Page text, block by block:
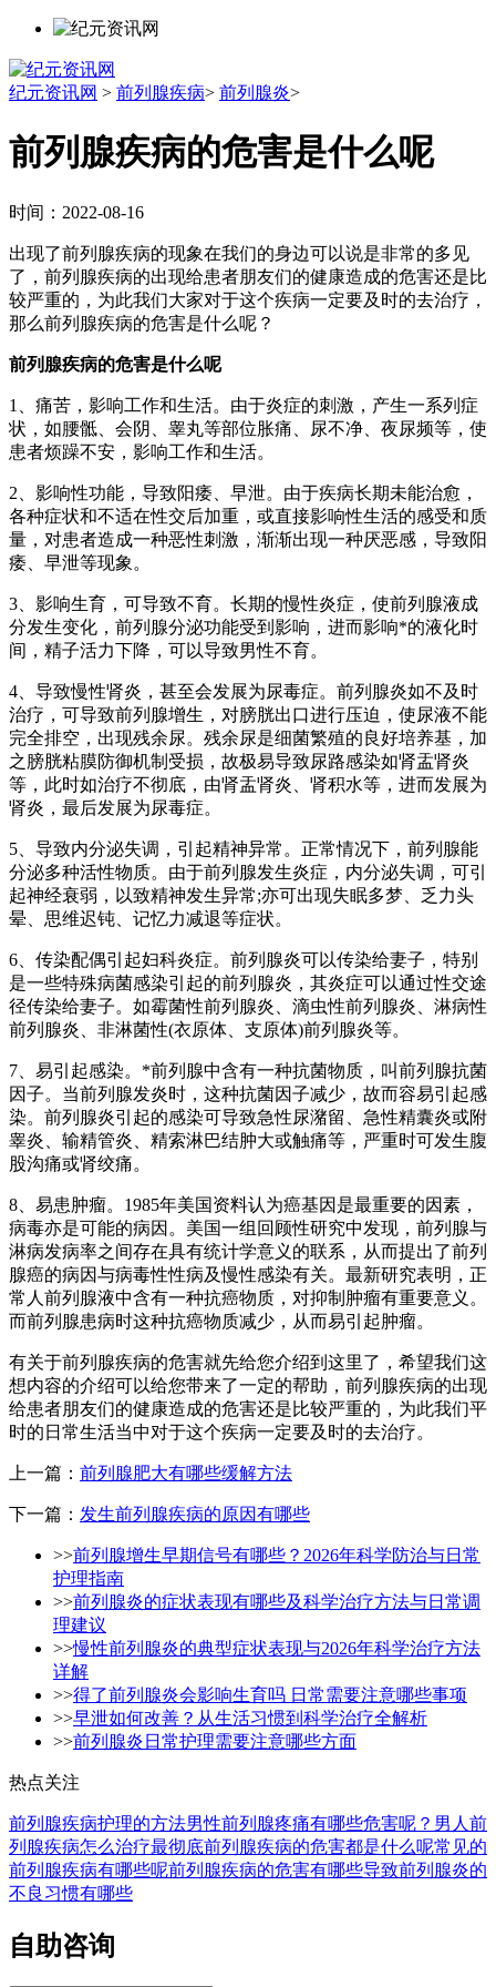
纪元资讯网 > 前列腺疾病> 前列腺炎>
前列腺疾病的危害是什么呢
时间：2022-08-16
出现了前列腺疾病的现象在我们的身边可以说是非常的多见
了，前列腺疾病的出现给患者朋友们的健康造成的危害还是比
较严重的，为此我们大家对于这个疾病一定要及时的去治疗，
那么前列腺疾病的危害是什么呢？
前列腺疾病的危害是什么呢
1、痛苦，影响工作和生活。由于炎症的刺激，产生一系列症
状，如腰骶、会阴、睾丸等部位胀痛、尿不净、夜尿频等，使
患者烦躁不安，影响工作和生活。
2、影响性功能，导致阳痿、早泄。由于疾病长期未能治愈，
各种症状和不适在性交后加重，或直接影响性生活的感受和质
量，对患者造成一种恶性刺激，渐渐出现一种厌恶感，导致阳
痿、早泄等现象。
3、影响生育，可导致不育。长期的慢性炎症，使前列腺液成
分发生变化，前列腺分泌功能受到影响，进而影响*的液化时
间，精子活力下降，可以导致男性不育。
4、导致慢性肾炎，甚至会发展为尿毒症。前列腺炎如不及时
治疗，可导致前列腺增生，对膀胱出口进行压迫，使尿液不能
完全排空，出现残余尿。残余尿是细菌繁殖的良好培养基，加
之膀胱粘膜防御机制受损，故极易导致尿路感染如肾盂肾炎
等，此时如治疗不彻底，由肾盂肾炎、肾积水等，进而发展为
肾炎，最后发展为尿毒症。
5、导致内分泌失调，引起精神异常。正常情况下，前列腺能
分泌多种活性物质。由于前列腺发生炎症，内分泌失调，可引
起神经衰弱，以致精神发生异常;亦可出现失眠多梦、乏力头
晕、思维迟钝、记忆力减退等症状。
6、传染配偶引起妇科炎症。前列腺炎可以传染给妻子，特别
是一些特殊病菌感染引起的前列腺炎，其炎症可以通过性交途
径传染给妻子。如霉菌性前列腺炎、滴虫性前列腺炎、淋病性
前列腺炎、非淋菌性(衣原体、支原体)前列腺炎等。
7、易引起感染。*前列腺中含有一种抗菌物质，叫前列腺抗菌
因子。当前列腺发炎时，这种抗菌因子减少，故而容易引起感
染。前列腺炎引起的感染可导致急性尿潴留、急性精囊炎或附
睾炎、输精管炎、精索淋巴结肿大或触痛等，严重时可发生腹
股沟痛或肾绞痛。
8、易患肿瘤。1985年美国资料认为癌基因是最重要的因素，
病毒亦是可能的病因。美国一组回顾性研究中发现，前列腺与
淋病发病率之间存在具有统计学意义的联系，从而提出了前列
腺癌的病因与病毒性性病及慢性感染有关。最新研究表明，正
常人前列腺液中含有一种抗癌物质，对抑制肿瘤有重要意义。
而前列腺患病时这种抗癌物质减少，从而易引起肿瘤。
有关于前列腺疾病的危害就先给您介绍到这里了，希望我们这
想内容的介绍可以给您带来了一定的帮助，前列腺疾病的出现
给患者朋友们的健康造成的危害还是比较严重的，为此我们平
时的日常生活当中对于这个疾病一定要及时的去治疗。
上一篇： 前列腺肥大有哪些缓解方法
下一篇： 发生前列腺疾病的原因有哪些
>>前列腺增生早期信号有哪些？2026年科学防治与日常
护理指南
>>前列腺炎的症状表现有哪些及科学治疗方法与日常调
理建议
>>慢性前列腺炎的典型症状表现与2026年科学治疗方法
详解
>>得了前列腺炎会影响生育吗 日常需要注意哪些事项
>>早泄如何改善？从生活习惯到科学治疗全解析
>>前列腺炎日常护理需要注意哪些方面
热点关注
前列腺疾病护理的方法男性前列腺疼痛有哪些危害呢？ 男人前
列腺疾病怎么治疗最彻底前列腺疾病的危害都是什么呢常见的
前列腺疾病有哪些呢前列腺疾病的危害有哪些导致前列腺炎的
不良习惯有哪些
自助咨询